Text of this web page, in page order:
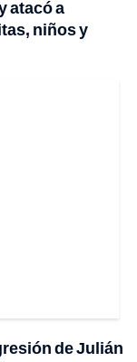
atacó a
niños y
de Julián